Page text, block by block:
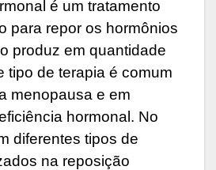
é um tratamento
para repor os hormônios
produz em quantidade
tipo de terapia é comum
menopausa e em
hormonal. No
diferentes tipos de
na reposição